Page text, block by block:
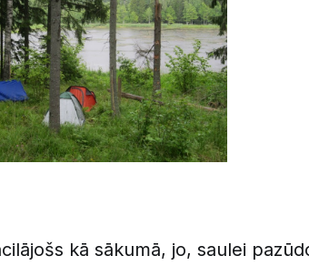
kā sākumā, jo, saulei